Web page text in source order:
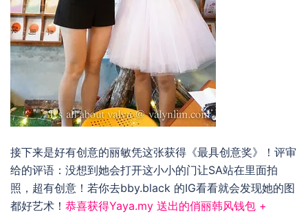
接下来是好有创意的丽敏凭这张获得《最具创意奖》！评审
给的评语：没想到她会打开这小小的门让SA站在里面拍
照，超有创意！若你去bby.black 的IG看看就会发现她的图
都好艺术！ 恭喜获得Yaya.my 送出的俏丽韩风钱包 +